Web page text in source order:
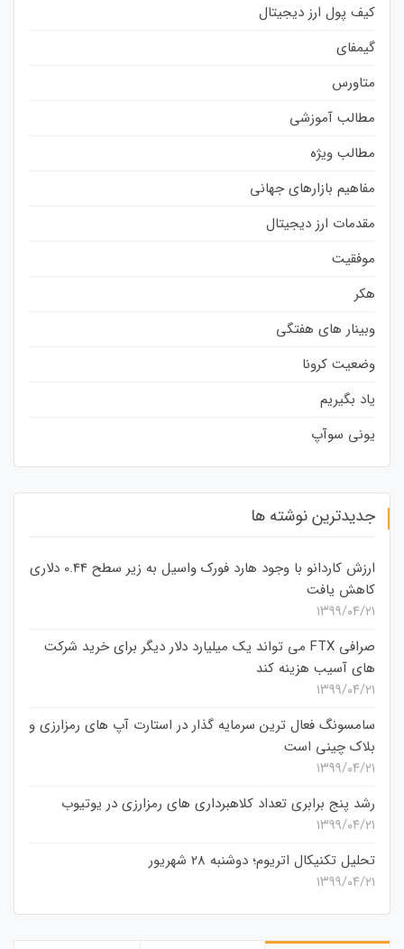
کیف پول ارز دیجیتال
گیمفای
متاورس
مطالب آموزشی
مطالب ویژه
مفاهیم بازارهای جهانی
مقدمات ارز دیجیتال
موفقیت
هکر
وبینار های هفتگی
وضعیت کرونا
یاد بگیریم
یونی سوآپ
جدیدترین نوشته ها
ارزش کاردانو با وجود هارد فورک واسیل به زیر سطح 0.44 دلاری
کاهش یافت
۱۳۹۹/۰۴/۲۱
صرافی FTX می تواند یک میلیارد دلار دیگر برای خرید شرکت
های آسیب هزینه کند
۱۳۹۹/۰۴/۲۱
سامسونگ فعال‌ ترین سرمایه‌ گذار در استارت‌ آپ‌ های رمزارزی و
بلاک چینی است
۱۳۹۹/۰۴/۲۱
رشد پنج برابری تعداد کلاهبرداری های رمزارزی در یوتیوب
۱۳۹۹/۰۴/۲۱
تحلیل تکنیکال اتریوم؛ دوشنبه 28 شهریور
۱۳۹۹/۰۴/۲۱